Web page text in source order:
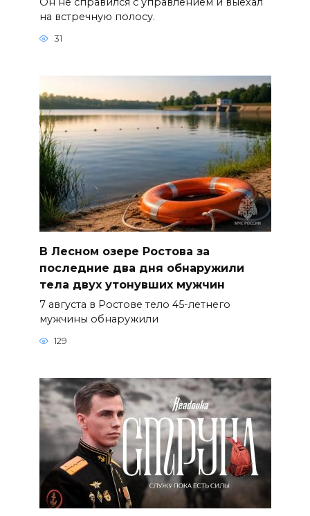
на встречную полосу.
31
В Лесном озере Ростова за
последние два дня обнаружили
тела двух утонувших мужчин
7 августа в Ростове тело 45-летнего
мужчины обнаружили
129